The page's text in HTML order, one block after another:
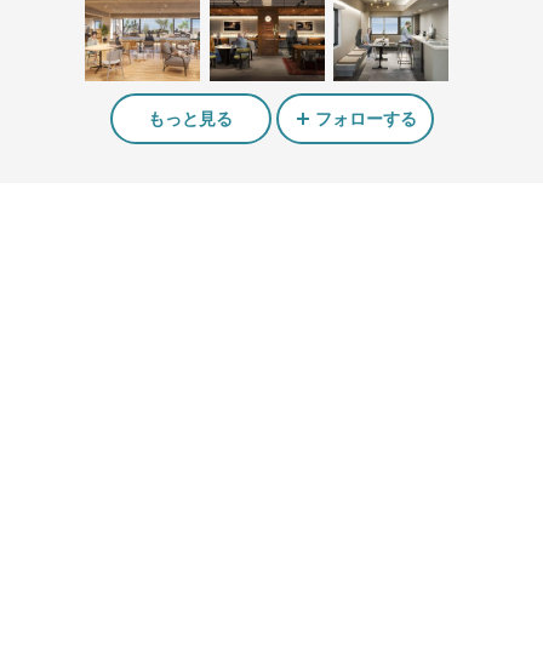
もっと見る フォローする